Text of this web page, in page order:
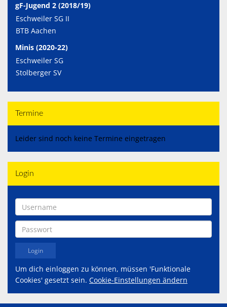
gF-Jugend 2 (2018/19)
Eschweiler SG II
BTB Aachen
Minis (2020-22)
Eschweiler SG
Stolberger SV
Termine
Leider sind noch keine Termine eingetragen
Login
Um dich einloggen zu können, müssen 'Funktionale
Cookies' gesetzt sein. Cookie-Einstellungen ändern